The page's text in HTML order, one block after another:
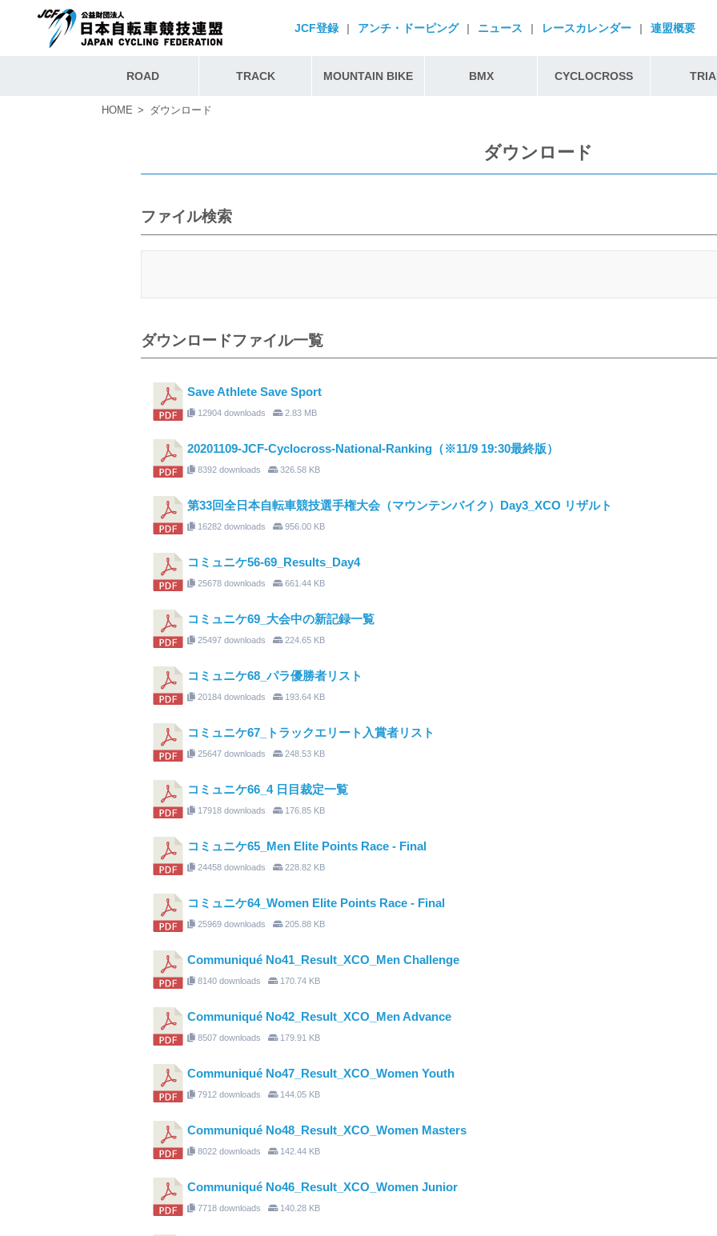
JCF登録 | アンチ・ドーピング | ニュース | レースカレンダー | 連盟概要
ROAD TRACK MOUNTAIN BIKE BMX CYCLOCROSS
HOME ダウンロード
ダウンロード
ファイル検索
ダウンロードファイル一覧
Save Athlete Save Sport
12904 downloads 2.83 MB
20201109-JCF-Cyclocross-National-Ranking（※11/9 19:30最終版）
8392 downloads 326.58 KB
第33回全日本自転車競技選手権大会（マウンテンバイク）Day3_XCO リザルト
16282 downloads 956.00 KB
コミュニケ56-69_Results_Day4
25678 downloads 661.44 KB
コミュニケ69_大会中の新記録一覧
25497 downloads 224.65 KB
コミュニケ68_パラ優勝者リスト
20184 downloads 193.64 KB
コミュニケ67_トラックエリート入賞者リスト
25647 downloads 248.53 KB
コミュニケ66_4 日目裁定一覧
17918 downloads 176.85 KB
コミュニケ65_Men Elite Points Race - Final
24458 downloads 228.82 KB
コミュニケ64_Women Elite Points Race - Final
25969 downloads 205.88 KB
Communiqué No41_Result_XCO_Men Challenge
8140 downloads 170.74 KB
Communiqué No42_Result_XCO_Men Advance
8507 downloads 179.91 KB
Communiqué No47_Result_XCO_Women Youth
7912 downloads 144.05 KB
Communiqué No48_Result_XCO_Women Masters
8022 downloads 142.44 KB
Communiqué No46_Result_XCO_Women Junior
7718 downloads 140.28 KB